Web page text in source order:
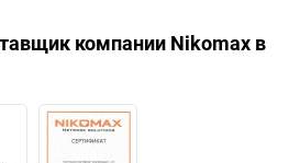
компании Nikomax в